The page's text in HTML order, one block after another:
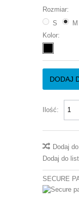
Rozmiar:
S
M
Kolor:
DODAJ
Ilość:
Dodaj
Dodaj do
SECURE